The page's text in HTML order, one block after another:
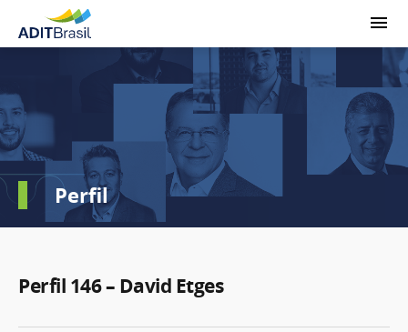
Perfil
Perfil 146 – David Etges